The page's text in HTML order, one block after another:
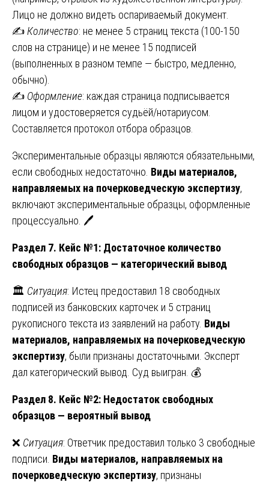
Лицо не должно видеть оспариваемый документ.
✍️Количество: не менее 5 страниц текста (100-150
слов на странице) и не менее 15 подписей
(выполненных в разном темпе — быстро, медленно,
обычно).
✍️ Оформление: каждая страница подписывается
лицом и удостоверяется судьёй/нотариусом.
Составляется протокол отбора образцов.
Экспериментальные образцы являются обязательными,
если свободных недостаточно. Виды материалов,
направляемых на почерковедческую экспертизу,
включают экспериментальные образцы, оформленные
процессуально. 🖊️
Раздел 7. Кейс №1: Достаточное количество
свободных образцов — категорический вывод
🏛️ Ситуация: Истец предоставил 18 свободных
подписей из банковских карточек и 5 страниц
рукописного текста из заявлений на работу. Виды
материалов, направляемых на почерковедческую
экспертизу, были признаны достаточными. Эксперт
дал категорический вывод. Суд выигран. 💰
Раздел 8. Кейс №2: Недостаток свободных
образцов — вероятный вывод
❌ Ситуация: Ответчик предоставил только 3 свободные
подписи. Виды материалов, направляемых на
почерковедческую экспертизу, признаны